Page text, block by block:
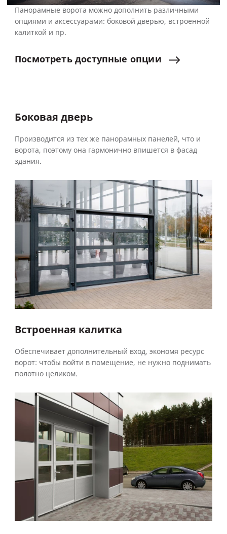
Панорамные ворота можно дополнить различными
опциями и аксессуарами: боковой дверью, встроенной
калиткой и пр.
Посмотретьдоступные опции
Боковая дверь
Производится из тех же панорамных панелей, что и
ворота, поэтому она гармонично впишется в фасад
здания.
Встроенная калитка
Обеспечивает дополнительный вход, экономя ресурс
ворот: чтобы войти в помещение, не нужно поднимать
полотно целиком.